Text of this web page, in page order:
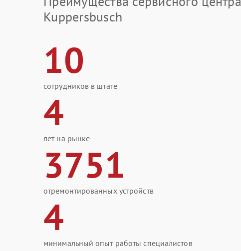
Kuppersbusch
10
сотрудников в штате
4
лет на рынке
3751
отремонтированных устройств
4
минимальный опыт работы специалистов